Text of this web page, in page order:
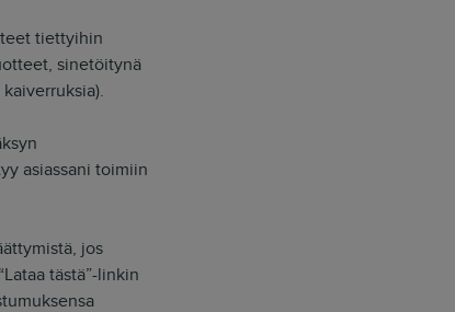
tiettyihin
sinetöitynä
asiassani toimiin
jos
tästä”-linkin